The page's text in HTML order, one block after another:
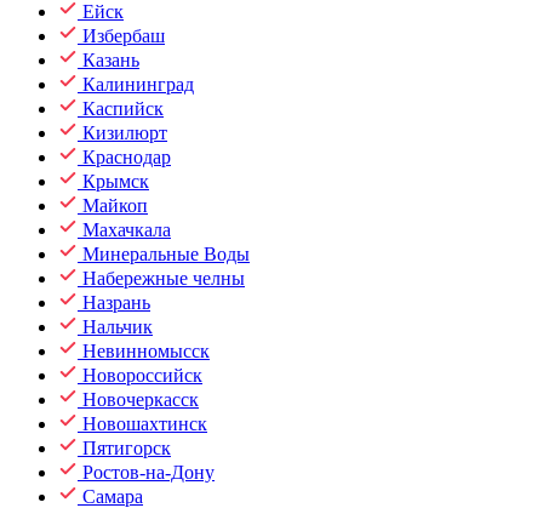
Ейск
Избербаш
Казань
Калининград
Каспийск
Кизилюрт
Краснодар
Крымск
Майкоп
Махачкала
Минеральные Воды
Набережные челны
Назрань
Нальчик
Невинномысск
Новороссийск
Новочеркасск
Новошахтинск
Пятигорск
Ростов-на-Дону
Самара